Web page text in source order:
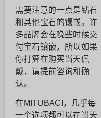
需要注意的一点是钻石
和其他宝石的镶嵌。许
多品牌会在晚些时候交
付宝石镶嵌，所以如果
你打算在购买当天佩
戴，请提前咨询和确
认。
在MITUBACI，几乎每
一个选项都可以在当天